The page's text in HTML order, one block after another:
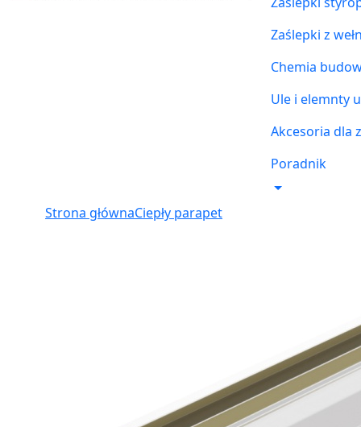
Zaślepki z
Chemia
Ule i elemnty
Akcesoria dla
Poradnik
Strona głównaCiepły parapet